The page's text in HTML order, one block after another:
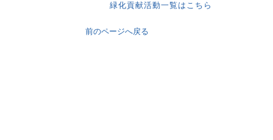
緑化貢献活動一覧はこちら
前のページへ戻る